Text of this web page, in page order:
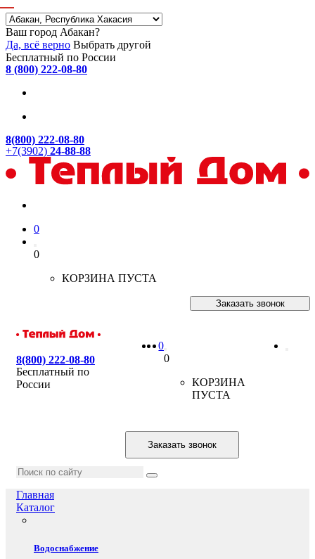
Ваш город Абакан?
Да, всё верно Выбрать другой
Бесплатный по России
8 (800) 222-08-80
8(800) 222-08-80
+7(3902) 24-88-88
0
0
КОРЗИНА ПУСТА
Заказать звонок
8(800) 222-08-80
Бесплатный по
России
0
0
КОРЗИНА
ПУСТА
Заказать звонок
Главная
Каталог
Водоснабжение